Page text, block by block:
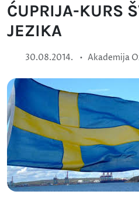
ĆUPRIJA-KURS
JEZIKA
30.08.2014. • Akademija